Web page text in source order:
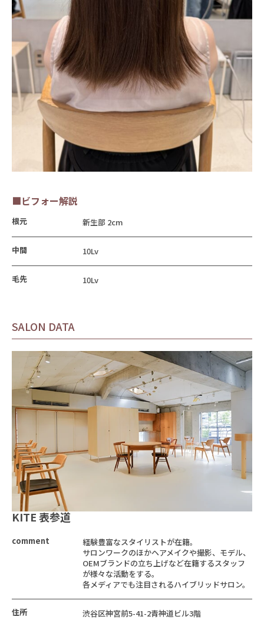
■ビフォー解説
根元 新生部 2cm
中間 10Lv
毛先 10Lv
SALON DATA
KITE 表参道
comment
経験豊富なスタイリストが在籍。
サロンワークのほかヘアメイクや撮影、モデル、
OEMブランドの立ち上げなど在籍するスタッフ
が様々な活動をする。
各メディアでも注目されるハイブリッドサロン。
住所 渋谷区神宮前5-41-2青神道ビル3階